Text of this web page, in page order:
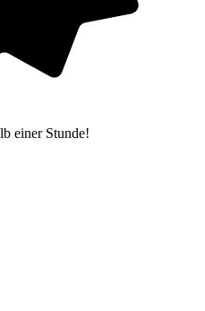
einer Stunde!